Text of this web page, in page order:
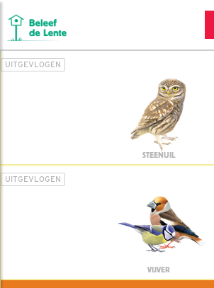
UITGEVLOGEN
STEENUIL
UITGEVLOGEN
VIJVER